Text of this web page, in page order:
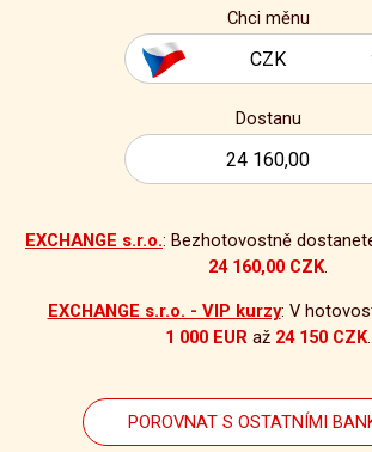
Chci měnu
Dostanu
EXCHANGE s.r.o.: Bezhotovostně
24 160,00 CZK.
EXCHANGE s.r.o. - VIP kurzy: V
1 000 EUR až 24 150 CZK.
POROVNAT S OSTATNÍMI